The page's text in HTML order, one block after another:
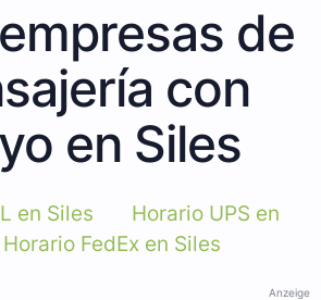
de
con
en Siles
en Siles
Horario UPS en
Horario FedEx en Siles
Anzeige